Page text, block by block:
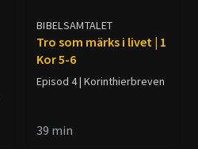
BIBELSAMTALET
Tro som märks i livet | 1
Kor 5-6
Episod 4 | Korinthierbreven
39 min